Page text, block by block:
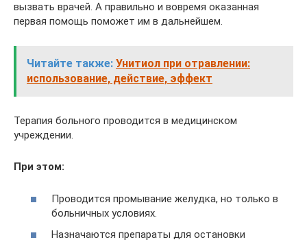
вызвать врачей. А правильно и вовремя оказанная
первая помощь поможет им в дальнейшем.
Читайте также: Унитиол при отравлении:
использование, действие, эффект
Терапия больного проводится в медицинском
учреждении.
При этом:
Проводится промывание желудка, но только в
больничных условиях.
Назначаются препараты для остановки